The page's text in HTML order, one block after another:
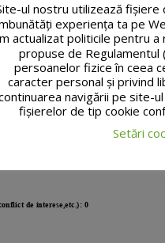
ul nostru utilizează fişiere
experiența ta pe
actualizat politicile pentru
propuse de
persoanelor fizice în ceea
caracter personal și privind
navigării pe site-
fişierelor de tip cookie
Setări